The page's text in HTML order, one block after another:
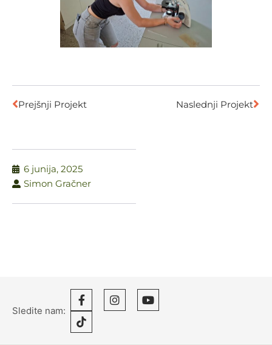
6 junija, 2025
Simon Gračner
Prejšnji Projekt Naslednji Projekt
Sledite nam: